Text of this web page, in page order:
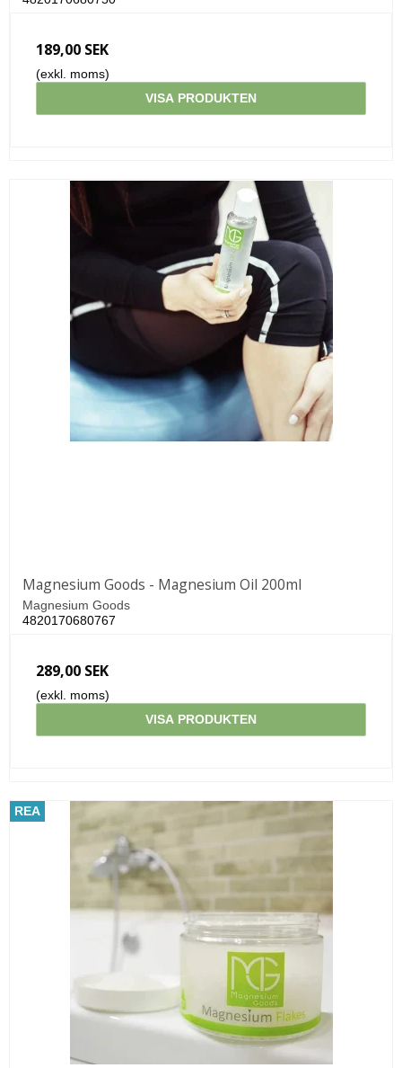
189,00 SEK
(exkl. moms)
VISA PRODUKTEN
Magnesium Goods - Magnesium Oil 200ml
Magnesium Goods
4820170680767
289,00 SEK
(exkl. moms)
VISA PRODUKTEN
REA